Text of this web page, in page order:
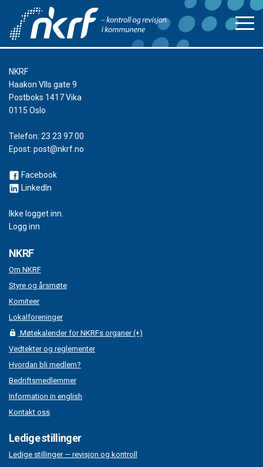
NKRF
Haakon VIIs gate 9
Postboks 1417 Vika
0115 Oslo
Telefon: 23 23 97 00
Epost: post@nkrf.no
Facebook
LinkedIn
Ikke logget inn.
Logg inn
NKRF
Om NKRF
Styre og årsmøte
Komiteer
Lokalforeninger
Møtekalender for NKRFs organer (+)
Vedtekter og reglementer
Hvordan bli medlem?
Bedriftsmedlemmer
Information in english
Kontakt oss
Ledige stillinger
Ledige stillinger — revisjon og kontroll